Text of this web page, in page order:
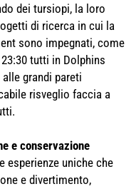
dei tursiopi, la loro
di ricerca in cui la
sono impegnati, come
tutti in Dolphins
grandi pareti
risveglio faccia a
e conservazione
esperienze uniche che
e divertimento,